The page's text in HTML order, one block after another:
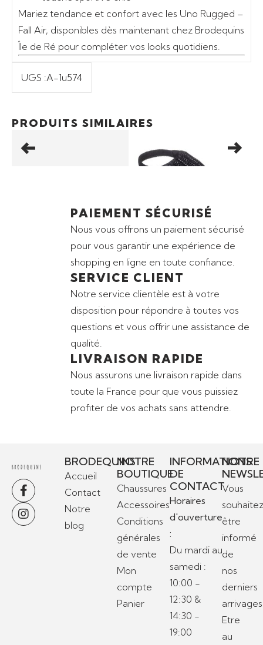
Mariez tendance et confort avec les Uno Rugged –
Fall Air, disponibles dès maintenant chez Brodequins
Île de Ré pour compléter vos looks quotidiens.
UGS :A-1u574
PRODUITS SIMILAIRES
au panier
66,50€
Promo
MEDITATION –
GLAMOROUS MUSE
ARCH FIT
PAIEMENT SÉCURISÉ
Nous vous offrons un paiement sécurisé
pour vous garantir une expérience de
shopping en ligne en toute confiance.
SERVICE CLIENT
Notre service clientèle est à votre
disposition pour répondre à toutes vos
questions et vous offrir une assistance de
qualité.
LIVRAISON RAPIDE
Nous assurons une livraison rapide dans
toute la France pour que vous puissiez
profiter de vos achats sans attendre.
BRODEQUINS
Accueil
Contact
Notre
blog
NOTRE
BOUTIQUE
Chaussures
Accessoires
Conditions
générales
de vente
Mon
compte
Panier
INFORMATIONS
DE
CONTACT
Horaires
d'ouverture
:
Du mardi au
samedi :
10:00 -
12:30 &
14:30 -
19:00
NOTRE
Vous
être
informé
de
nos
derniers
Etre
au